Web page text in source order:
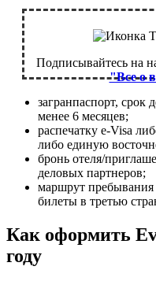
Подписывайтесь на
"Все о
загранпаспорт, срок
менее 6 месяцев;
распечатку e-Visa
либо единую
бронь отеля/
деловых партнеров;
маршрут
билеты в третью
Как оформить
году